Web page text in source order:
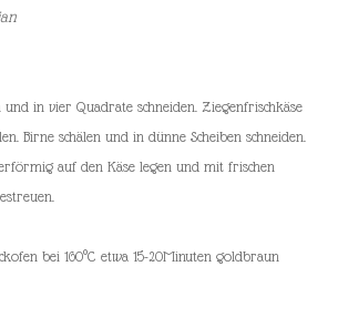
in vier Quadrate schneiden. Ziegenfrischkäse
Birne schälen und in dünne Scheiben schneiden.
auf den Käse legen und mit frischen
bei 160°C etwa 15-20Minuten goldbraun